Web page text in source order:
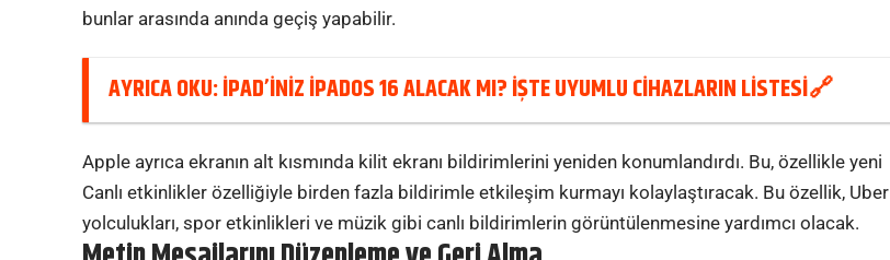
bunlar arasında anında geçiş yapabilir.
AYRICA OKU:İPAD’İNİZ İPADOS 16 ALACAK MI? İŞTE UYUMLU CİHAZLARIN LİSTESİ
Apple ayrıca ekranın alt kısmında kilit ekranı bildirimlerini yeniden konumlandırdı. Bu, özellikle yeni
Canlı etkinlikler özelliğiyle birden fazla bildirimle etkileşim kurmayı kolaylaştıracak. Bu özellik, Uber
yolculukları, spor etkinlikleri ve müzik gibi canlı bildirimlerin görüntülenmesine yardımcı olacak.